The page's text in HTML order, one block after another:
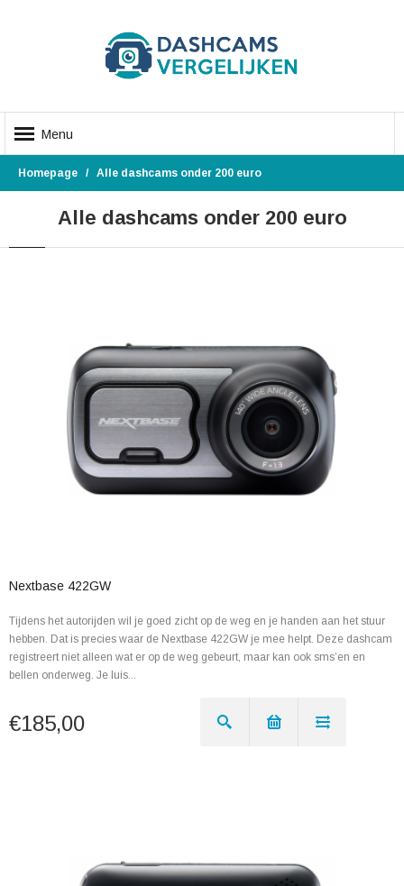
Menu
Homepage Alle dashcams onder 200 euro
Alle dashcams onder 200 euro
Nextbase 422GW
Tijdens het autorijden wil je goed zicht op de weg en je handen aan het stuur
hebben. Dat is precies waar de Nextbase 422GW je mee helpt. Deze dashcam
registreert niet alleen wat er op de weg gebeurt, maar kan ook sms’en en
bellen onderweg. Je luis...
€185,00